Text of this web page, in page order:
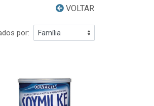
VOLTAR
por: